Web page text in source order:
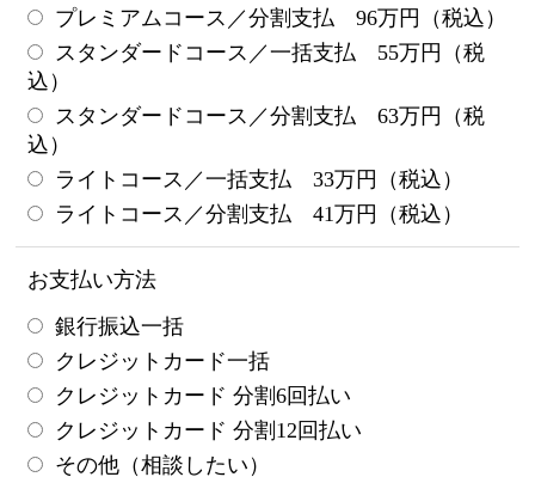
プレミアムコース／分割支払 96万円（税込）
スタンダードコース／一括支払 55万円（税
込）
スタンダードコース／分割支払 63万円（税
込）
ライトコース／一括支払 33万円（税込）
ライトコース／分割支払 41万円（税込）
お支払い方法
銀行振込一括
クレジットカード一括
クレジットカード 分割6回払い
クレジットカード 分割12回払い
その他（相談したい）